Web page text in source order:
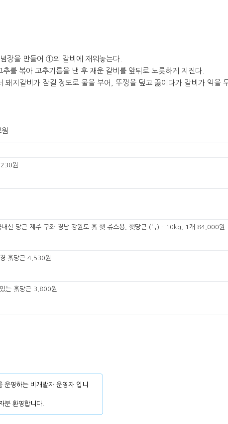
장을 만들어 ①의 갈비에 재워놓는다.
를 볶아 고추기름을 낸 후 재운 갈비를 앞뒤로 노릇하게 지진다.
지갈비가 잠길 정도로 물을 부어, 뚜껑을 덮고 끓이다가 갈비가 익을
원
내산 당근 제주 구좌 경남 강원도 흙 햇 쥬스용, 햇당근 (특) - 10kg, 1개 84,000원
흙당근 4,530원
는 흙당근 3,800원
운영하는 비개발자 운영자 입니
분 환영합니다.